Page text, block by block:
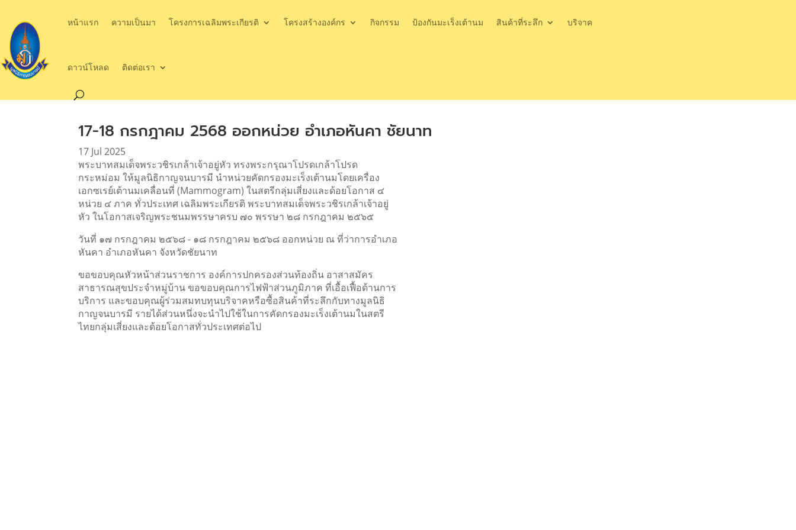
หน้าแรก ความเป็นมา โครงการเฉลิมพระเกียรติ โครงสร้างองค์กร กิจกรรม ป้องกันมะเร็งเต้านม สินค้าที่ระลึก บริจาค
ดาวน์โหลด ติดต่อเรา
17-18 กรกฎาคม 2568 ออกหน่วย อำเภอหันคา ชัยนาท
17 Jul 2025
พระบาทสมเด็จพระวชิรเกล้าเจ้าอยู่หัว ทรงพระกรุณาโปรดเกล้าโปรด
กระหม่อม ให้มูลนิธิกาญจนบารมี นำหน่วยคัดกรองมะเร็งเต้านมโดยเครื่อง
เอกซเรย์เต้านมเคลื่อนที่ (Mammogram) ในสตรีกลุ่มเสี่ยงและด้อยโอกาส ๔
หน่วย ๔ ภาค ทั่วประเทศ เฉลิมพระเกียรติ พระบาทสมเด็จพระวชิรเกล้าเจ้าอยู่
หัว ในโอกาสเจริญพระชนมพรรษาครบ ๗๐ พรรษา ๒๘ กรกฎาคม ๒๕๖๕
วันที่ ๑๗ กรกฎาคม ๒๕๖๘ - ๑๘ กรกฎาคม ๒๕๖๘ ออกหน่วย ณ ที่ว่าการอำเภอ
หันคา อำเภอหันคา จังหวัดชัยนาท
ขอขอบคุณหัวหน้าส่วนราชการ องค์การปกครองส่วนท้องถิ่น อาสาสมัคร
สาธารณสุขประจำหมู่บ้าน ขอขอบคุณการไฟฟ้าส่วนภูมิภาค ที่เอื้อเฟื้อด้านการ
บริการ และขอบคุณผู้ร่วมสมทบทุนบริจาคหรือซื้อสินค้าที่ระลึกกับทางมูลนิธิ
กาญจนบารมี รายได้ส่วนหนึ่งจะนำไปใช้ในการคัดกรองมะเร็งเต้านมในสตรี
ไทยกลุ่มเสี่ยงและด้อยโอกาสทั่วประเทศต่อไป